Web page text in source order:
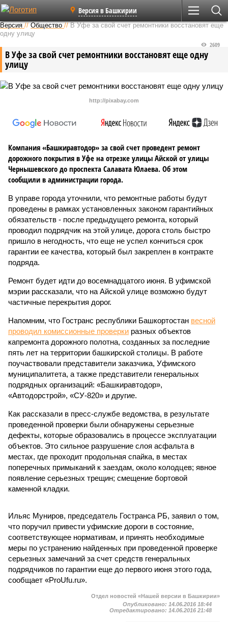
Версия в Башкирии
Версия //Общество //В Уфе за свой счет ремонтники восстановят еще
одну улицу
В Уфе за свой счет ремонтники восстановят еще одну
улицу
2609
http://pixabay.com
Компания «Башкиравтодор» за свой счет проведент ремонт
дорожного покрытия в Уфе на отрезке улицы Айской от улицы
Чернышевского до проспекта Салавата Юлаева. Об этом
сообщили в администрации города.
В управе города уточнили, что ремонтные работы будут
проведены в рамках установленных законом гарантийных
обязательств - после предыдущего ремонта, который
проводил подрядчик на этой улице, дорога столь быстро
пришло в негодность, что еще не успел кончиться срок
гарантии ее качества, который был закреплен в контракте
подряда.
Ремонт будет идти до восемнадцатого июня. В уфимской
мэрии рассказали, что на Айской улице возможно будут
частичные перекрытия дорог.
Напомним, что Гостранс республики Башкортостан весной
проводил комиссионные проверки разных объектов
капремонта дорожного полотна, созданных за последние
пять лет на территории башкирской столицы. В работе
поучаствовали представители заказчика, Уфимского
муниципалитета, а также представители генеральных
подрядных организаций: «Башкиравтодор»,
«Автодорстрой», «СУ-820» и другие.
Как рассказали в пресс-службе ведомства, в результате
проведенной проверки были обнаружены серьезные
дефекты, которые образовались в процессе эксплуатации
объектов. Это сильное разрушение слоя асфальта в
местах, где проходит продольная спайка, в местах
поперечных примыканий к заездам, около колодцев; явное
появление серьезных трещин; смещение бортовой
каменной кладки.
Ильяс Муниров, председатель Гостранса РБ, заявил о том,
что поручил привести уфимские дороги в состояние,
соответствующее нормативам, и принять необходимые
меры по устранению найденных при проведенной проверке
серьезных замечаний за счет средств генеральных
подрядчиков по гарантии еще до первого июня этого года,
сообщает «ProUfu.ru».
Отдел новостей «Нашей версии в Башкирии»
Опубликовано: 14.06.2016 18:44
Отредактировано: 14.06.2016 21:48